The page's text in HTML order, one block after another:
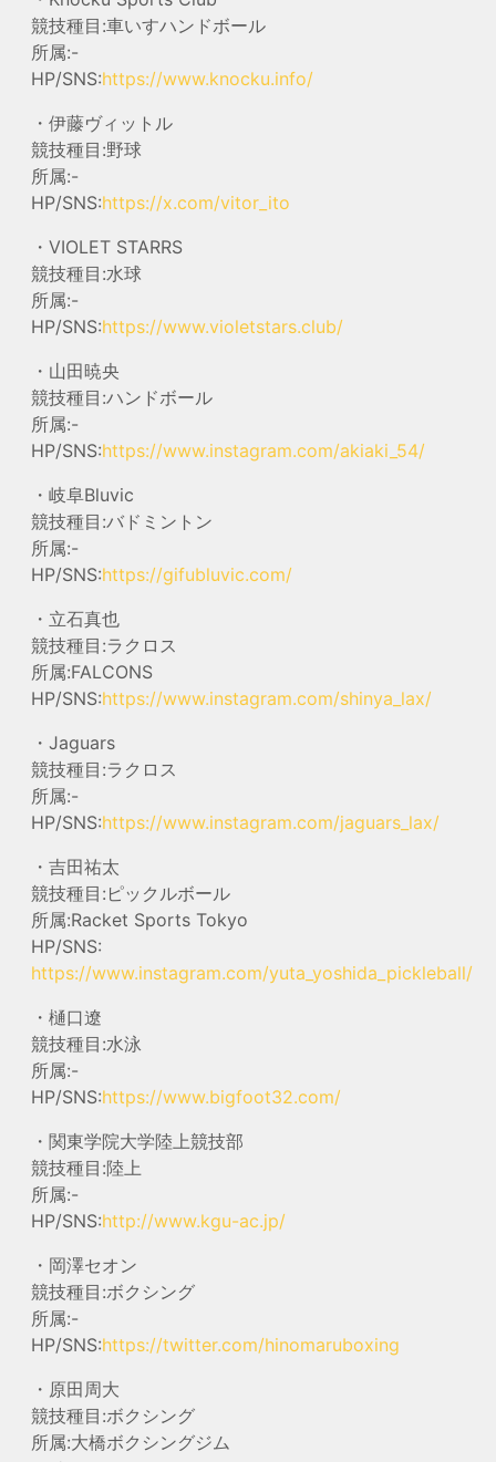
競技種目:車いすハンドボール
所属:-
HP/SNS:https://www.knocku.info/
・伊藤ヴィットル
競技種目:野球
所属:-
HP/SNS:https://x.com/vitor_ito
・VIOLET STARRS
競技種目:水球
所属:-
HP/SNS:https://www.violetstars.club/
・山田暁央
競技種目:ハンドボール
所属:-
HP/SNS:https://www.instagram.com/akiaki_54/
・岐阜Bluvic
競技種目:バドミントン
所属:-
HP/SNS:https://gifubluvic.com/
・立石真也
競技種目:ラクロス
所属:FALCONS
HP/SNS:https://www.instagram.com/shinya_lax/
・Jaguars
競技種目:ラクロス
所属:-
HP/SNS:https://www.instagram.com/jaguars_lax/
・吉田祐太
競技種目:ピックルボール
所属:Racket Sports Tokyo
HP/SNS:
https://www.instagram.com/yuta_yoshida_pickleball/
・樋口遼
競技種目:水泳
所属:-
HP/SNS:https://www.bigfoot32.com/
・関東学院大学陸上競技部
競技種目:陸上
所属:-
HP/SNS:http://www.kgu-ac.jp/
・岡澤セオン
競技種目:ボクシング
所属:-
HP/SNS:https://twitter.com/hinomaruboxing
・原田周大
競技種目:ボクシング
所属:大橋ボクシングジム